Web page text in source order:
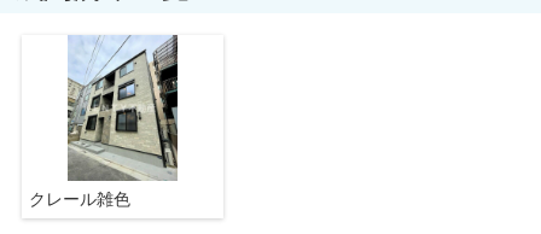
クレール雑色